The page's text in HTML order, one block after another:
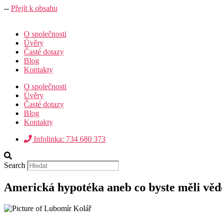
-- Přejít k obsahu
O společnosti
Úvěry
Časté dotazy
Blog
Kontakty
O společnosti
Úvěry
Časté dotazy
Blog
Kontakty
Infolinka: 734 680 373
Search
Americká hypotéka aneb co byste měli